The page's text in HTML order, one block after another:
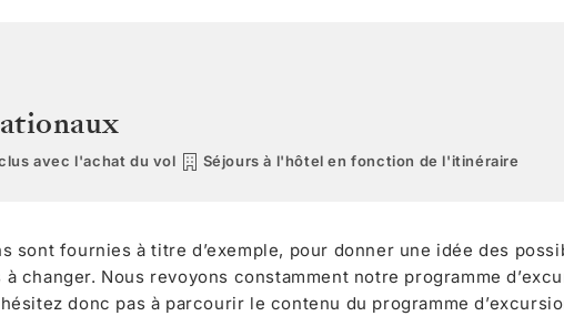
avec l'achat du vol Séjours à l'hôtel en fonction de l'itinéraire
sont fournies à titre d’exemple, pour donner une idée des
à changer. Nous revoyons constamment notre programme
donc pas à parcourir le contenu du programme